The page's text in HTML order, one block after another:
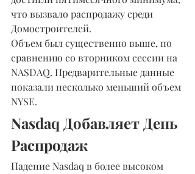
что вызвало распродажу среди
Домостроителей.
Объем был существенно выше, по
сравнению со вторником сессии на
NASDAQ. Предварительные данные
показали несколько меньший объем
NYSE.
Nasdaq Добавляет День
Распродаж
Падение Nasdaq в более высоком